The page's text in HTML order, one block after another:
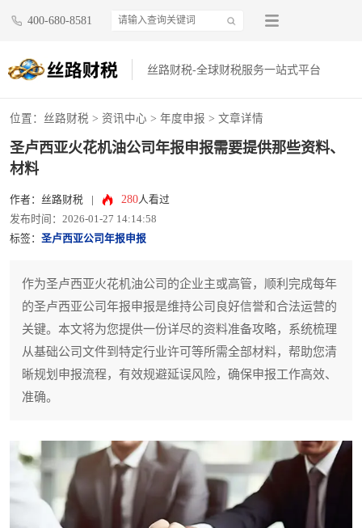
400-680-8581
丝路财税-全球财税服务一站式平台
位置： 丝路财税 > 资讯中心 > 年度申报 > 文章详情
圣卢西亚火花机油公司年报申报需要提供那些资料、
材料
作者：丝路财税 280人看过
发布时间：2026-01-27 14:14:58
标签： 圣卢西亚公司年报申报
作为圣卢西亚火花机油公司的企业主或高管，顺利完成每年
的圣卢西亚公司年报申报是维持公司良好信誉和合法运营的
关键。本文将为您提供一份详尽的资料准备攻略，系统梳理
从基础公司文件到特定行业许可等所需全部材料，帮助您清
晰规划申报流程，有效规避延误风险，确保申报工作高效、
准确。